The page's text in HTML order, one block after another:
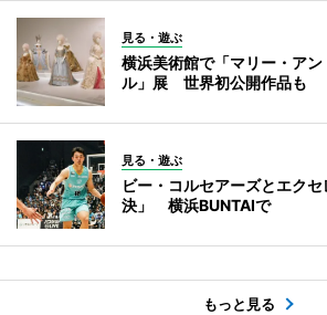
見る・遊ぶ
横浜美術館で「マリー・ア
ル」展 世界初公開作品も
見る・遊ぶ
ビー・コルセアーズとエク
決」 横浜BUNTAIで
もっと見る